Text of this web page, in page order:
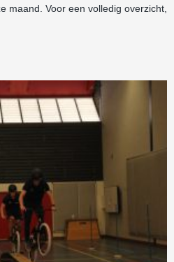
maand. Voor een volledig overzicht,